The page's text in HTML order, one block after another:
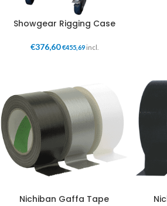
Showgear Rigging Case
€376,60 €455,69incl.
Nichiban Gaffa Tape